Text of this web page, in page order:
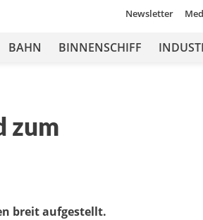
Newsletter
BAHN BINNENSCHIFF
zum
breit aufgestellt.